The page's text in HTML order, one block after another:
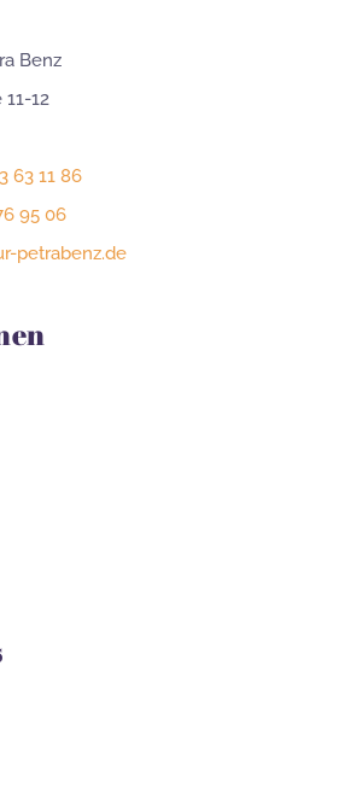
Benz
12
63 11 86
95 06
petrabenz.de